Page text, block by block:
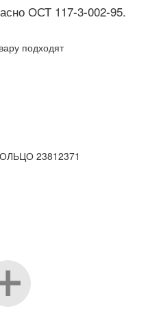
ОСТ 117-3-002-95.
подходят
23812371